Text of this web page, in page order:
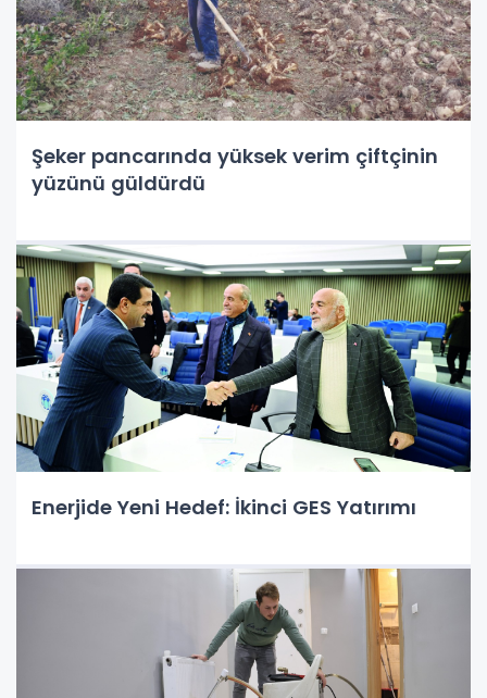
Şeker pancarında yüksek verim çiftçinin
yüzünü güldürdü
Enerjide Yeni Hedef: İkinci GES Yatırımı